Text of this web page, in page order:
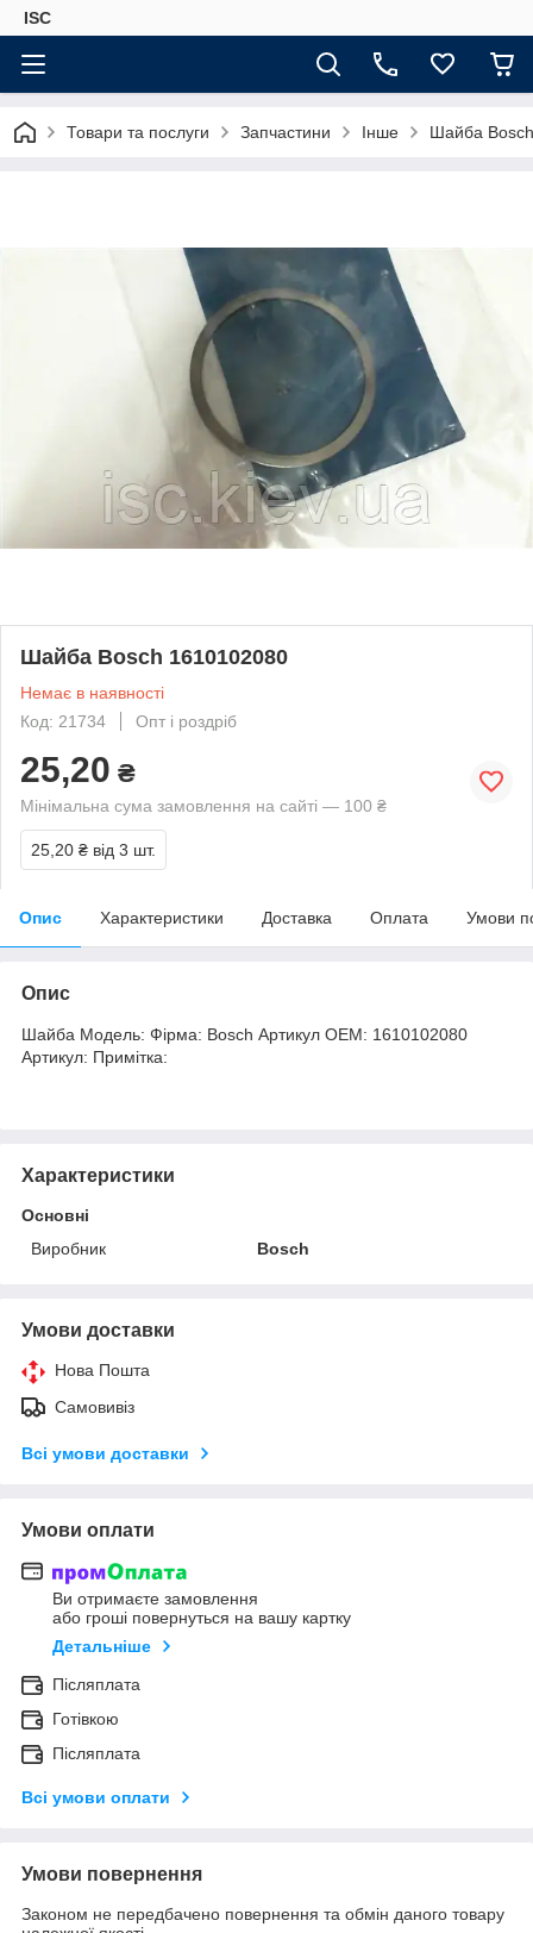
ISC
Товари та послуги Запчастини Інше Шайба
Шайба Bosch 1610102080
Немає в наявності
Код: 21734
Опт і роздріб
25,20 ₴
Мінімальна сума замовлення на сайті — 100 ₴
25,20 ₴ від 3 шт.
Опис Характеристики Доставка Оплата Умови
Опис
Шайба Модель: Фірма: Bosch Артикул OEM: 1610102080
Артикул: Примітка:
Характеристики
Основні
Виробник
Bosch
Умови доставки
Нова Пошта
Самовивіз
Всі умови доставки
Умови оплати
Ви отримаєте замовлення
або гроші повернуться на вашу картку
Детальніше
Післяплата
Готівкою
Післяплата
Всі умови оплати
Умови повернення
Законом не передбачено повернення та обмін даного товару